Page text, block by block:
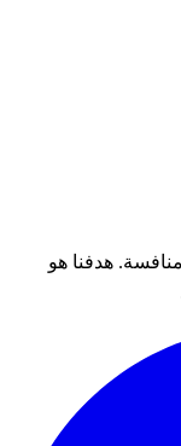
هدفنا هو